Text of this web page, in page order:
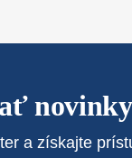
a získajte